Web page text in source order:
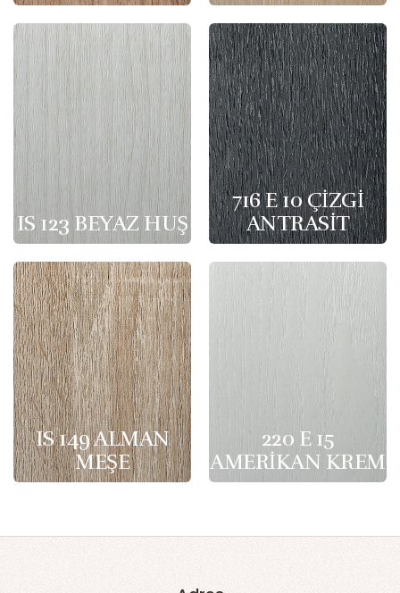
IS 123 BEYAZ HUŞ
716 E 10 ÇİZGİ
ANTRASİT
IS 149 ALMAN
MEŞE
220 E 15
AMERİKAN KREM